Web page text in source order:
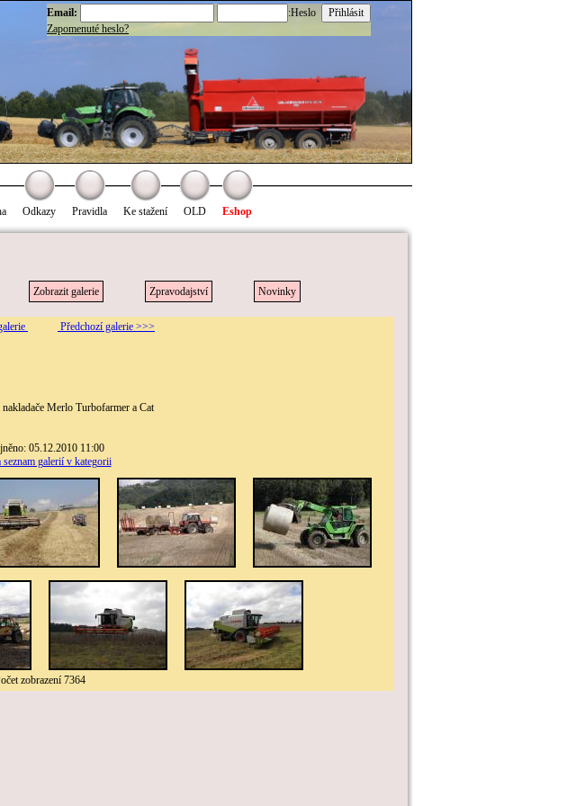
Email:
:Heslo
Zapomenuté heslo?
Odkazy Pravidla Ke stažení OLD Eshop
Zobrazit galerie Zpravodajství Novinky
Předchozí galerie >>>
Merlo Turbofarmer a Cat
05.12.2010 11:00
seznam galerií v kategorii
zobrazení 7364